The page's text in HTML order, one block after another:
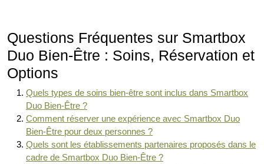
Questions Fréquentes sur Smartbox
Duo Bien-Être : Soins, Réservation et
Options
Quels types de soins bien-être sont inclus dans Smartbox
Duo Bien-Être ?
Comment réserver une expérience avec Smartbox Duo
Bien-Être pour deux personnes ?
Quels sont les établissements partenaires proposés dans le
cadre de Smartbox Duo Bien-Être ?